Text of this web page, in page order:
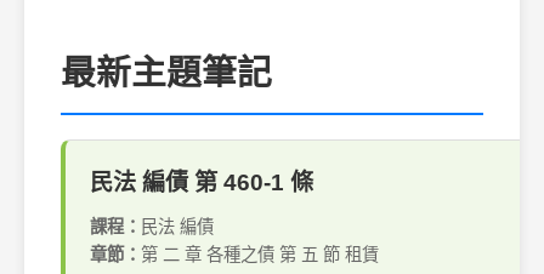
最新主題筆記
民法 編債 第 460-1 條
課程： 民法 編債
章節： 第 二 章 各種之債 第 五 節 租賃